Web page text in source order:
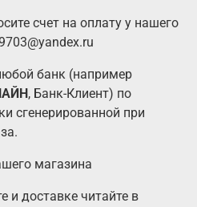
счет на оплату у нашего
банк (например
, Банк-Клиент) по
сгенерированной при
магазина
и доставке читайте в